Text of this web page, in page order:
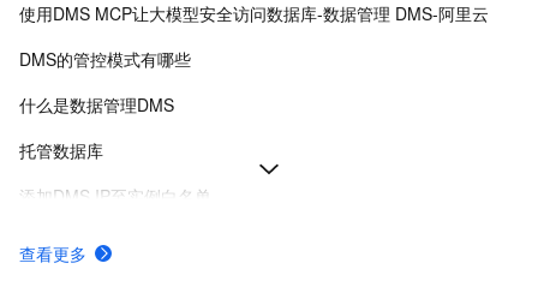
使用DMS MCP让大模型安全访问数据库-数据管理 DMS-阿里云
DMS的管控模式有哪些
什么是数据管理DMS
托管数据库
添加DMS IP至实例白名单
各地域服务接入点与接入地址-数据管理DMS-阿里云
查看更多